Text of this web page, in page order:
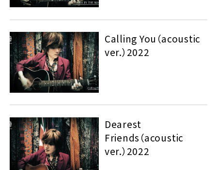
Calling You（acoustic
ver.）2022
Dearest
Friends（acoustic
ver.）2022